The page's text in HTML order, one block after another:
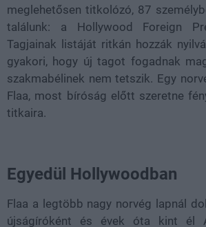
meglehetősen titkolózó, 87
találunk: a Hollywood Foreign
Tagjainak listáját ritkán hozzák
gyakori, hogy új tagot fogadnak
szakmabélinek nem tetszik. Egy
Flaa, most bíróság előtt szeretne
titkaira.
Egyedül Hollywoodban
Flaa a legtöbb nagy norvég lapnál
újságíróként és évek óta kint él